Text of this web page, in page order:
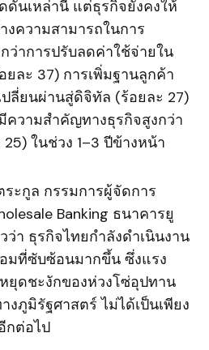
นเหล่านี้ แต่ธุรกิจยังคงให้
ความสามารถในการ
ว่าการปรับลดค่าใช้จ่ายใน
ยละ 37) การเพิ่มฐานลูกค้า
ลี่ยนผ่านสู่ดิจิทัล (ร้อยละ 27)
วามสำคัญทางธุรกิจสูงกว่า
ในช่วง 1–3 ปีข้างหน้า
ะกูล กรรมการผู้จัดการ
Banking ธนาคารยู
ว่า ธุรกิจไทยกำลังดำเนินงาน
มที่ซับซ้อนมากขึ้น ซึ่งแรง
ดชะงักของห่วงโซ่อุปทาน
ภูมิรัฐศาสตร์ ไม่ได้เป็นเพียง
กต่อไป